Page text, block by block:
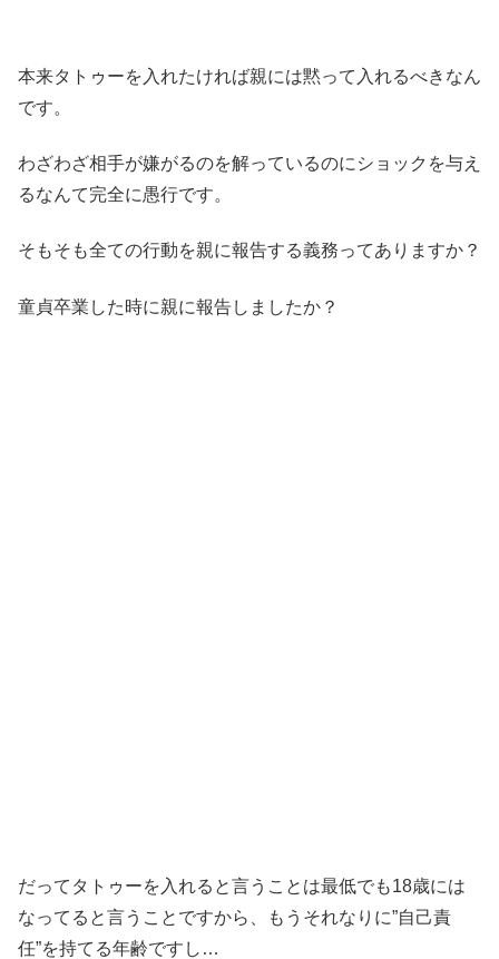
本来タトゥーを入れたければ親には黙って入れるべきなん
です。
わざわざ相手が嫌がるのを解っているのにショックを与え
るなんて完全に愚行です。
そもそも全ての行動を親に報告する義務ってありますか？
童貞卒業した時に親に報告しましたか？
だってタトゥーを入れると言うことは最低でも18歳には
なってると言うことですから、もうそれなりに”自己責
任”を持てる年齢ですし…